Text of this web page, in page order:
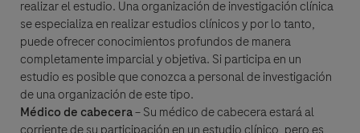
realizar el estudio. Una organización de investigación clínica
se especializa en realizar estudios clínicos y por lo tanto,
puede ofrecer conocimientos profundos de manera
completamente imparcial y objetiva. Si participa en un
estudio es posible que conozca a personal de investigación
de una organización de este tipo.
Médico de cabecera– Su médico de cabecera estará al